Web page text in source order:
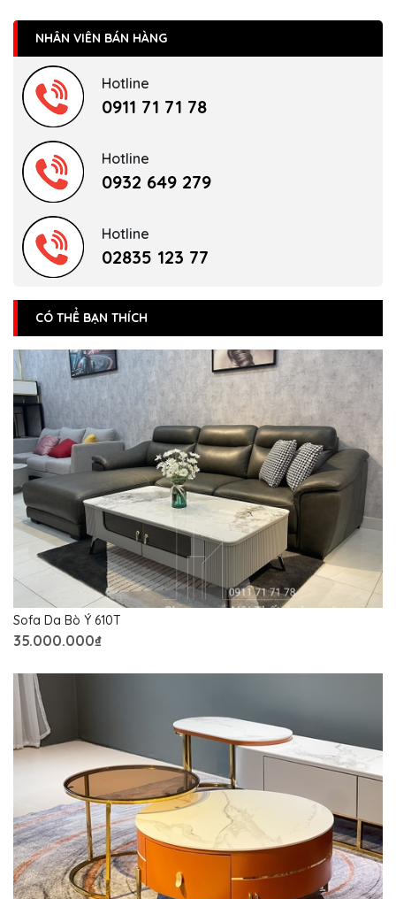
NHÂN VIÊN BÁN HÀNG
Hotline
0911 71 71 78
Hotline
0932 649 279
Hotline
02835 123 77
CÓ THỂ BẠN THÍCH
Sofa Da Bò Ý 610T
35.000.000₫